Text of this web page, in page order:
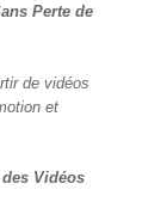
Perte de
de vidéos
et
Vidéos